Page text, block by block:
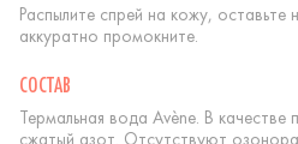
Распылите спрей на кожу, оставьте
аккуратно промокните.
СОСТАВ
Термальная вода Avène. В качестве
сжатый азот. Отсутствуют